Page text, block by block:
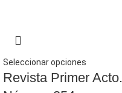
Seleccionar opciones
Revista Primer Acto.